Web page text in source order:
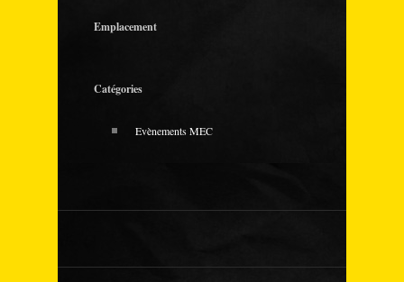
Emplacement
Catégories
Evènements MEC